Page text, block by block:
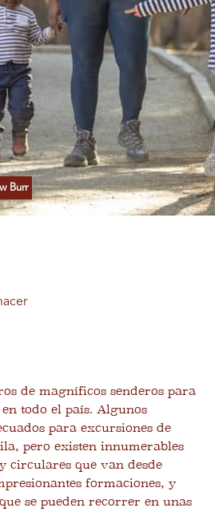
Burr
de magníficos senderos para
todo el país. Algunos
para excursiones de
pero existen innumerables
circulares que van desde
formaciones, y
se pueden recorrer en unas